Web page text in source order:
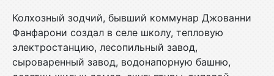
Колхозный зодчий, бывший коммунар Джованни
Фанфарони создал в селе школу, тепловую
электростанцию, лесопильный завод,
сыроваренный завод, водонапорную башню,